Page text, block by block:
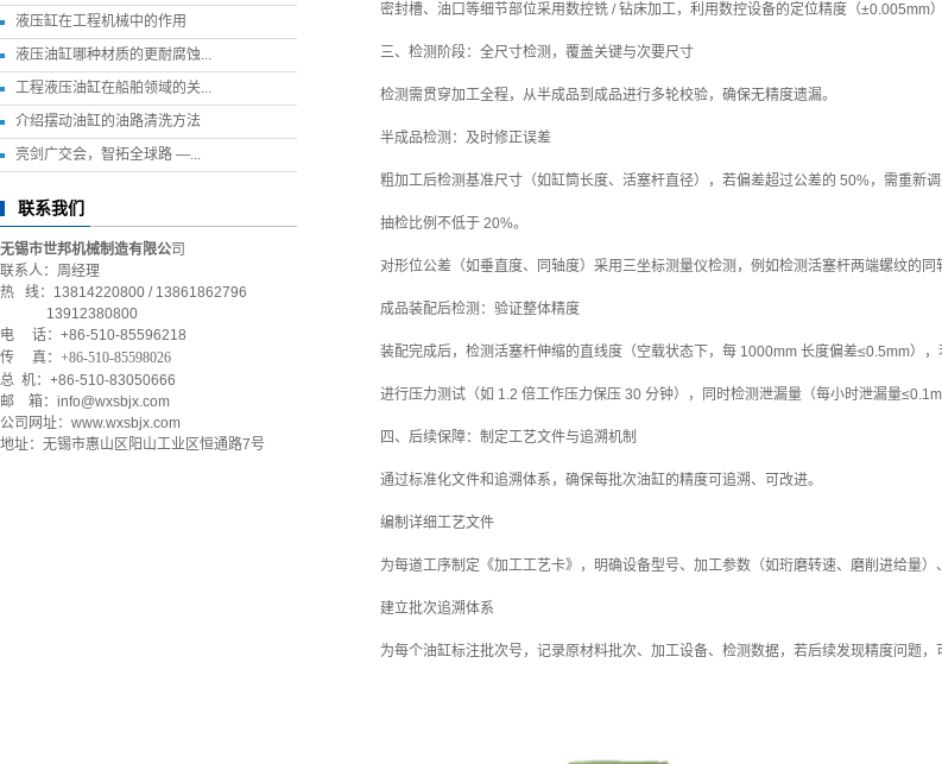
液压缸在工程机械中的作用
液压油缸哪种材质的更耐腐蚀...
工程液压油缸在船舶领域的关...
介绍摆动油缸的油路清洗方法
亮剑广交会，智拓全球路 —...
联系我们
无锡市世邦机械制造有限公司
联系人：周经理
热 线：13814220800 / 13861862796
13912380800
电 话：+86-510-85596218
传 真： +86-510-85598026
总 机：+86-510-83050666
邮 箱：info@wxsbjx.com
公司网址：www.wxsbjx.com
地址：无锡市惠山区阳山工业区恒通路7号
密封槽、油口等细节部位采用数控铣 / 钻床加工，利用数控设备的定位精度（±0.005mm
三、检测阶段：全尺寸检测，覆盖关键与次要尺寸
检测需贯穿加工全程，从半成品到成品进行多轮校验，确保无精度遗漏。
半成品检测：及时修正误差
粗加工后检测基准尺寸（如缸筒长度、活塞杆直径），若偏差超过公差的 50%，需重新
抽检比例不低于 20%。
对形位公差（如垂直度、同轴度）采用三坐标测量仪检测，例如检测活塞杆两端螺纹的
成品装配后检测：验证整体精度
装配完成后，检测活塞杆伸缩的直线度（空载状态下，每 1000mm 长度偏差≤0.5mm）
进行压力测试（如 1.2 倍工作压力保压 30 分钟），同时检测泄漏量（每小时泄漏量
四、后续保障：制定工艺文件与追溯机制
通过标准化文件和追溯体系，确保每批次油缸的精度可追溯、可改进。
编制详细工艺文件
为每道工序制定《加工工艺卡》，明确设备型号、加工参数（如珩磨转速、磨削进给量
建立批次追溯体系
为每个油缸标注批次号，记录原材料批次、加工设备、检测数据，若后续发现精度问题